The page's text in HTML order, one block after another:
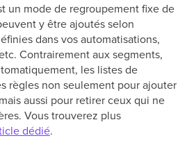
un mode de regroupement fixe de
y être ajoutés selon
dans vos automatisations,
Contrairement aux segments,
les listes de
règles non seulement pour ajouter
aussi pour retirer ceux qui ne
Vous trouverez plus
dédié.